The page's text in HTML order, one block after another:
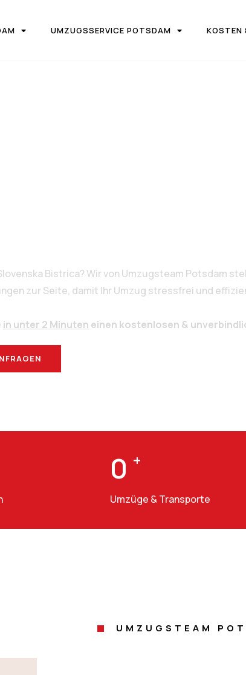
UMZUGSSERVICE POTSDAM KOSTEN
Bistrica? Wir von Umzugsteam Potsdam
zur Seite, damit Ihr Umzug stressfrei und
in unter 2 Minuten einen kostenlosen &
0 +
Umzüge & Transporte
UMZUGSTEAM